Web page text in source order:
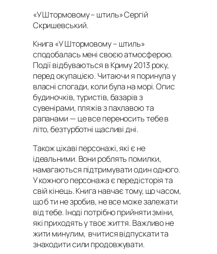
«У Штормовому – штиль» Сергій
Скришевський.
Книга «У Штормовому – штиль»
сподобалась мені своєю атмосферою.
Події відбуваються в Криму 2013 року,
перед окупацією. Читаючи я поринула у
власні спогади, коли була на морі. Опис
будиночків, туристів, базарів з
сувенірами, пляжів з пахлавою та
рапанами — це все переносить тебе в
літо, безтурботні щасливі дні.
Також цікаві персонажі, які є не
ідеальними. Вони роблять помилки,
намагаються підтримувати один одного.
У кожного персонажа є передісторія та
свій кінець. Книга навчає тому, що часом,
що б ти не зробив, не все може залежати
від тебе. Іноді потрібно прийняти зміни,
які приходять у твоє життя. Важливо не
жити минулим, вчитися відпускати та
знаходити сили продовжувати.